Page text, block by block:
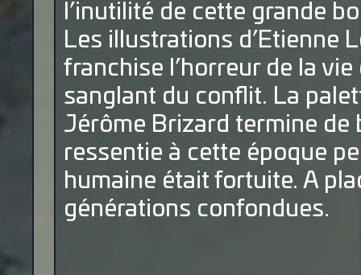
l’inutilité de cette grande
Les illustrations d’Etienne
franchise l’horreur de la
sanglant du conflit. La
Jérôme Brizard termine de
ressentie à cette époque
humaine était fortuite. A
générations confondues.